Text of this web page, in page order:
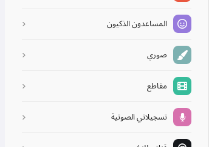
المساعدون الذكيون
صوري
مقاطع
تسجيلاتي الصوتية